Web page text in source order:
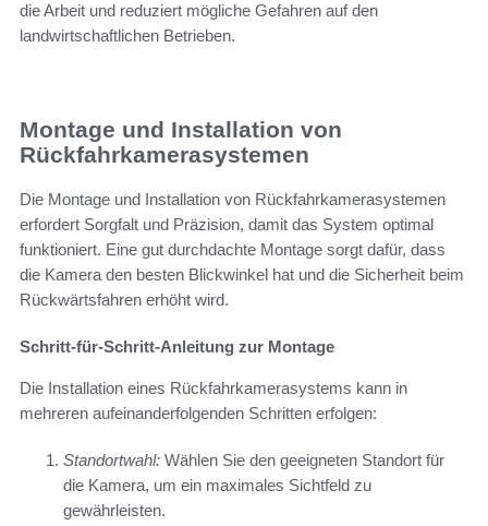
die Arbeit und reduziert mögliche Gefahren auf den
landwirtschaftlichen Betrieben.
Montage und Installation von
Rückfahrkamerasystemen
Die Montage und Installation von Rückfahrkamerasystemen
erfordert Sorgfalt und Präzision, damit das System optimal
funktioniert. Eine gut durchdachte Montage sorgt dafür, dass
die Kamera den besten Blickwinkel hat und die Sicherheit beim
Rückwärtsfahren erhöht wird.
Schritt-für-Schritt-Anleitung zur Montage
Die Installation eines Rückfahrkamerasystems kann in
mehreren aufeinanderfolgenden Schritten erfolgen:
Standortwahl: Wählen Sie den geeigneten Standort für
die Kamera, um ein maximales Sichtfeld zu
gewährleisten.